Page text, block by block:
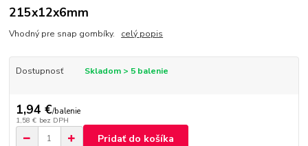
215x12x6mm
Vhodný pre snap gombíky. celý popis
Dostupnosť Skladom > 5 balenie
1,94 €/balenie
1,58 € bez DPH
Pridať do košíka